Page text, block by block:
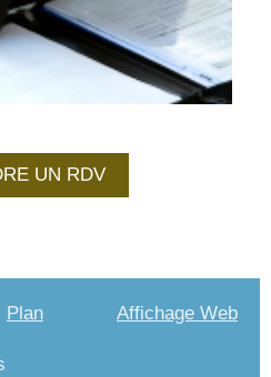
UN RDV
Plan
Affichage Web